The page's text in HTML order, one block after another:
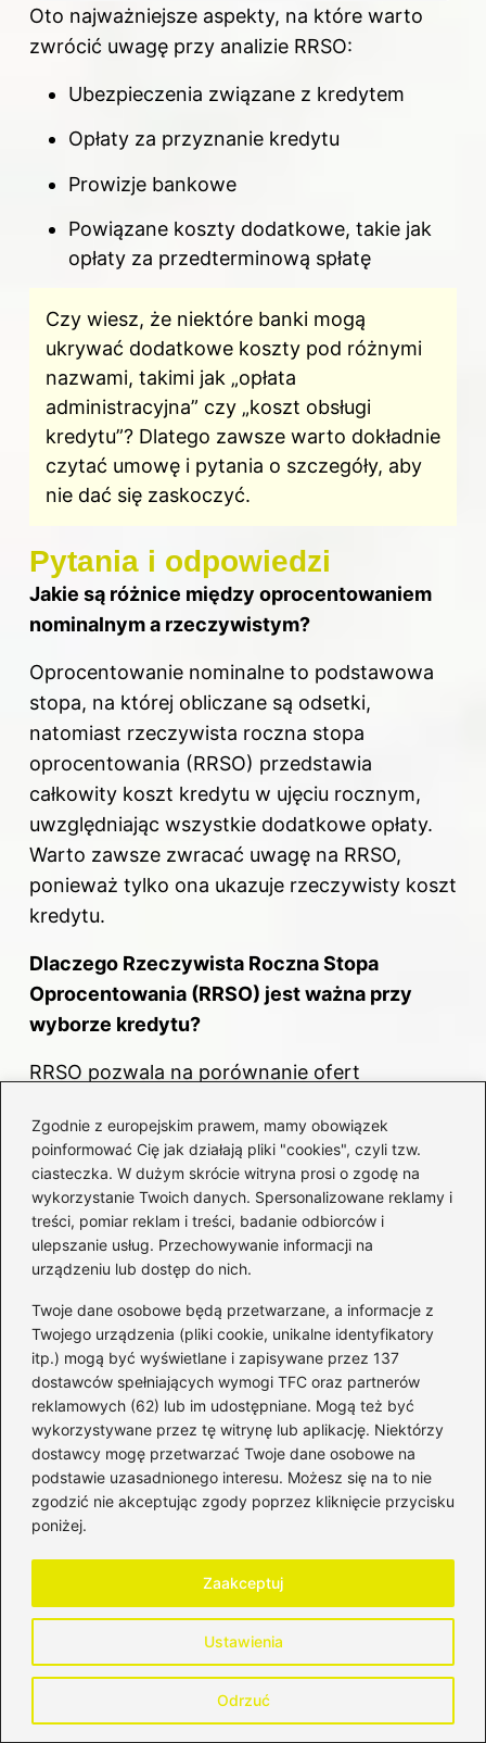
Zgodnie z europejskim prawem, mamy obowiązek
poinformować Cię jak działają pliki "cookies", czyli tzw.
ciasteczka. W dużym skrócie witryna prosi o zgodę na
wykorzystanie Twoich danych. Spersonalizowane reklamy i
treści, pomiar reklam i treści, badanie odbiorców i
ulepszanie usług. Przechowywanie informacji na
urządzeniu lub dostęp do nich.
Twoje dane osobowe będą przetwarzane, a informacje z
Twojego urządzenia (pliki cookie, unikalne identyfikatory
itp.) mogą być wyświetlane i zapisywane przez 137
dostawców spełniających wymogi TFC oraz partnerów
reklamowych (62) lub im udostępniane. Mogą też być
wykorzystywane przez tę witrynę lub aplikację. Niektórzy
dostawcy mogę przetwarzać Twoje dane osobowe na
podstawie uzasadnionego interesu. Możesz się na to nie
zgodzić nie akceptując zgody poprzez kliknięcie przycisku
poniżej.
Ustawienia
Odrzuć
Zaakceptuj
Oto najważniejsze aspekty, na które warto
zwrócić uwagę przy analizie RRSO:
Ubezpieczenia związane z kredytem
Opłaty za przyznanie kredytu
Prowizje bankowe
Powiązane koszty dodatkowe, takie jak
opłaty za przedterminową spłatę
Czy wiesz, że niektóre banki mogą
ukrywać dodatkowe koszty pod różnymi
nazwami, takimi jak „opłata
administracyjna” czy „koszt obsługi
kredytu”? Dlatego zawsze warto dokładnie
czytać umowę i pytania o szczegóły, aby
nie dać się zaskoczyć.
Pytania i odpowiedzi
Jakie są różnice między oprocentowaniem
nominalnym a rzeczywistym?
Oprocentowanie nominalne to podstawowa
stopa, na której obliczane są odsetki,
natomiast rzeczywista roczna stopa
oprocentowania (RRSO) przedstawia
całkowity koszt kredytu w ujęciu rocznym,
uwzględniając wszystkie dodatkowe opłaty.
Warto zawsze zwracać uwagę na RRSO,
ponieważ tylko ona ukazuje rzeczywisty koszt
kredytu.
Dlaczego Rzeczywista RocznaStopa
Oprocentowania (RRSO) jest ważna przy
wyborze kredytu?
RRSO pozwala na porównanie ofert
oprocentowanie, ale także prowizje i inne
dodatkowe koszty. Dzięki temu kredytobiorca
ma szansę podjąć świadomą decyzję, bazując
na pełnym obrazie kosztów związanych z
danym zobowiązaniem.
Co oznacza RRSO wynoszące 0%?
RRSO 0% zazwyczaj oznacza brak odsetek,
ale nie oznacza, że nie będą istnieć inne
opłaty, takie jak prowizje czy ubezpieczenia,
które mogą zwiększyć całkowity koszt
kredytu. Dlatego ważne jest, aby dokładnie
zapoznać się z umową i zrozumieć, co kryje
się za ofertą z pozornie korzystnym
oprocentowaniem.
Jak można zidentyfikować skryte koszty
Aby zidentyfikować skryte koszty, należy
dokładnie analizować umowy kredytowe i